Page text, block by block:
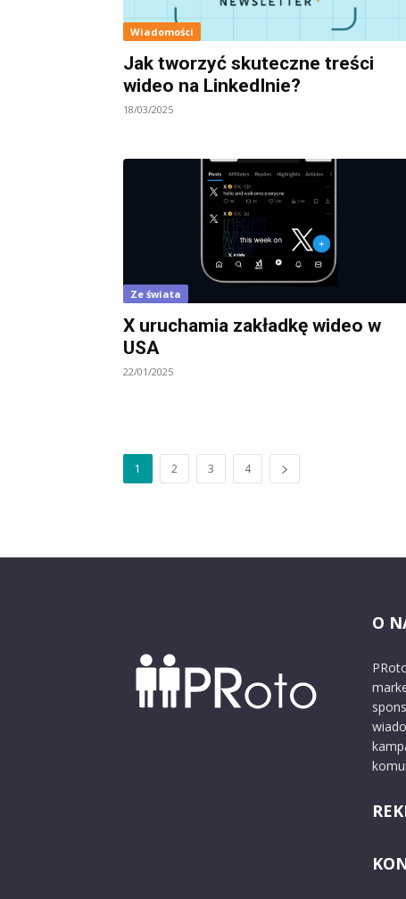
Wiadomości
Jak tworzyć skuteczne treści
wideo na LinkedInie?
18/03/2025
Ze świata
X uruchamia zakładkę wideo w
USA
22/01/2025
1 2 3 4
O